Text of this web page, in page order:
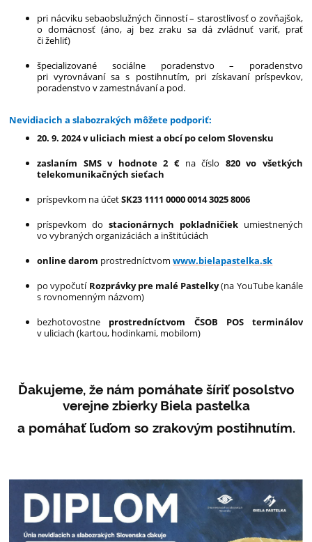
pri nácviku sebaobslužných činností – starostlivosť o zovňajšok,
o domácnosť (áno, aj bez zraku sa dá zvládnuť variť, prať
či žehliť)
špecializované sociálne poradenstvo – poradenstvo
pri vyrovnávaní sa s postihnutím, pri získavaní príspevkov,
poradenstvo v zamestnávaní a pod.
Nevidiacich a slabozrakých môžete podporiť:
20. 9. 2024 v uliciach miest a obcí po celom Slovensku
zaslaním SMS v hodnote 2 € na číslo 820 vo všetkých
telekomunikačných sieťach
príspevkom na účetSK23 1111 0000 0014 3025 8006
príspevkom do stacionárnych pokladničiekumiestnených
vo vybraných organizáciách a inštitúciách
online darom prostredníctvom www.bielapastelka.sk
po vypočutíRozprávky pre malé Pastelky(na YouTube kanále
s rovnomenným názvom)
bezhotovostne prostredníctvom ČSOB POS terminálov
v uliciach (kartou, hodinkami, mobilom)
Ďakujeme, že nám pomáhate šíriť posolstvo
verejne zbierky Biela pastelka
a pomáhať ľuďom so zrakovým postihnutím.